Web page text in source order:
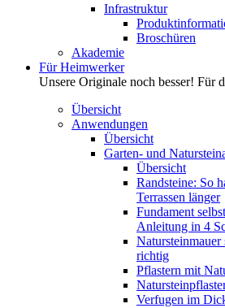
Infrastruktur
Broschüren
Akademie
Für Heimwerker
Unsere Originale noch besser! Für
Übersicht
Anwendungen
Übersicht
Garten- und
Übersicht
Randsteine: So
Terrassen länger
Fundament
Anleitung in 4
Natursteinmauer
richtig
Pflastern mit
Verfugen im